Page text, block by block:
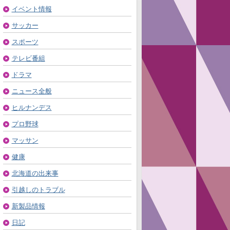
イベント情報
サッカー
スポーツ
テレビ番組
ドラマ
ニュース全般
ヒルナンデス
プロ野球
マッサン
健康
北海道の出来事
引越しのトラブル
新製品情報
日記